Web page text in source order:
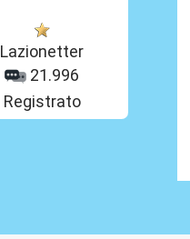
Lazionetter
21.996
Registrato